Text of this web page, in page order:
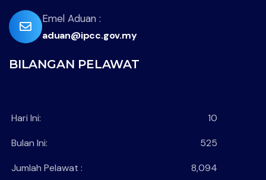
phone-
flip
far
fa-
Emel Aduan :
aduan@ipcc.gov.my
BILANGAN PELAWAT
Hari Ini:
10
Bulan Ini:
525
Jumlah Pelawat :
8,094